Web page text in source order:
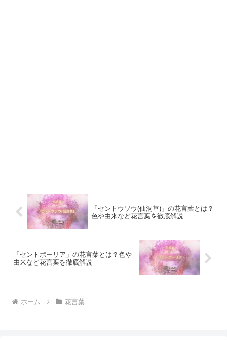
「セントウソウ(仙洞草)」の花言葉とは？
色や由来など花言葉を徹底解説
「セントポーリア」の花言葉とは？色や
由来など花言葉を徹底解説
ホーム 花言葉